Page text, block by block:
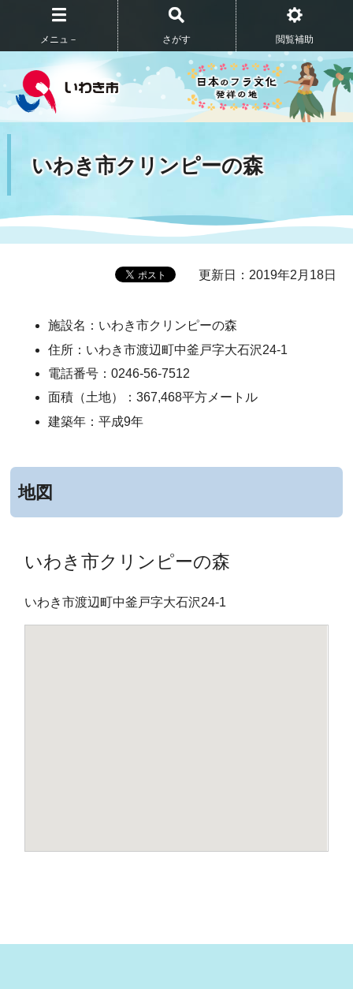
メニュ－ さがす 閲覧補助
いわき市クリンピーの森
更新日：2019年2月18日
施設名：いわき市クリンピーの森
住所：いわき市渡辺町中釜戸字大石沢24-1
電話番号：0246-56-7512
面積（土地）：367,468平方メートル
建築年：平成9年
地図
いわき市クリンピーの森
いわき市渡辺町中釜戸字大石沢24-1